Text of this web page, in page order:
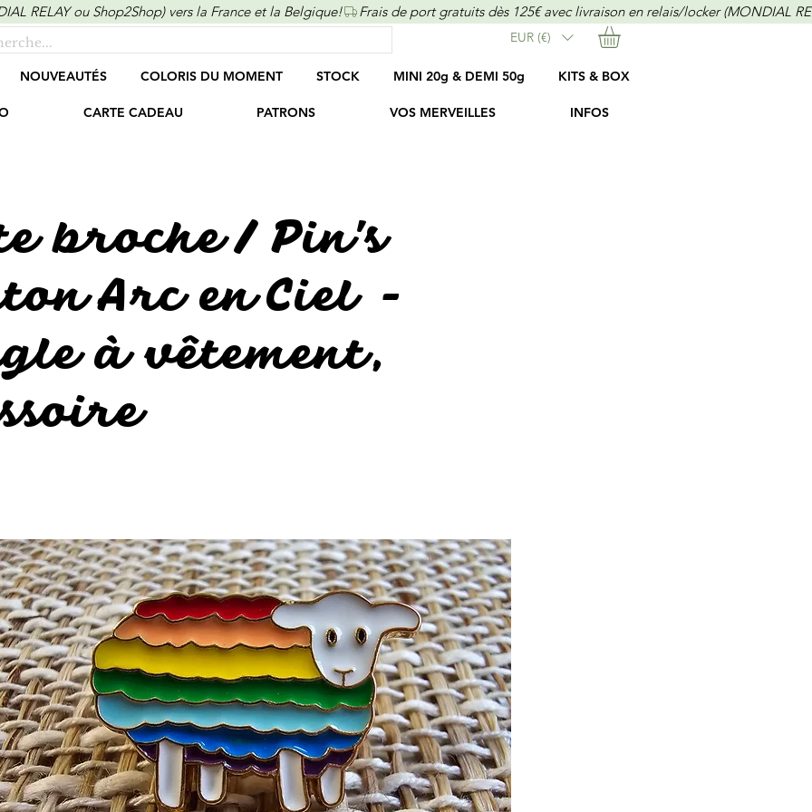
RELAY ou Shop2Shop) vers la France et la Belgique!
EUR (€)
NOUVEAUTÉS COLORIS DU MOMENT STOCK MINI 20g & DEMI 50g KITS & BOX
CARTE CADEAU PATRONS VOS MERVEILLES INFOS
broche / Pin's
Arc en Ciel -
à vêtement,